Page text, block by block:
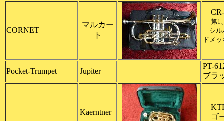
CORNET
マルカー
ト
CR-
第1
シル
ドメ
Pocket-Trumpet Jupiter
PT-
ブラ
Kaerntner
ゴ